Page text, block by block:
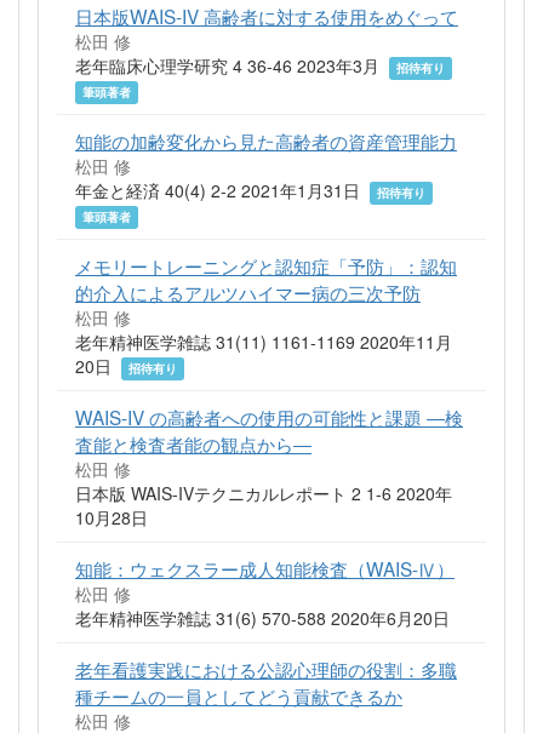
日本版WAIS-IV 高齢者に対する使用をめぐって
松田 修
老年臨床心理学研究 4 36-46 2023年3月
招待有り
筆頭著者
知能の加齢変化から見た高齢者の資産管理能力
松田 修
年金と経済 40(4) 2-2 2021年1月31日
招待有り
筆頭著者
メモリートレーニングと認知症「予防」：認知
的介入によるアルツハイマー病の三次予防
松田 修
老年精神医学雑誌 31(11) 1161-1169 2020年11月
20日
招待有り
WAIS-IV の高齢者への使用の可能性と課題 ―検
査能と検査者能の観点から―
松田 修
日本版 WAIS-IVテクニカルレポート 2 1-6 2020年
10月28日
知能：ウェクスラー成人知能検査（WAIS-Ⅳ）
松田 修
老年精神医学雑誌 31(6) 570-588 2020年6月20日
老年看護実践における公認心理師の役割：多職
種チームの一員としてどう貢献できるか
松田 修